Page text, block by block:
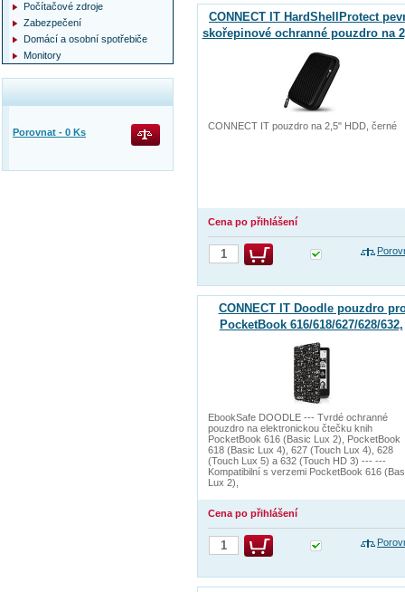
CONNECT IT HardShellProtect
skořepinové ochranné pouzdro na
HDD, karbon
CONNECT IT pouzdro na 2,5" HDD, černé
Cena po přihlášení
CONNECT IT Doodle pouzdro
PocketBook 616/618/627/628/632,
DOODLE ČERNÉ
EbookSafe DOODLE --- Tvrdé ochranné
pouzdro na elektronickou čtečku knih
PocketBook 616 (Basic Lux 2), PocketBook
618 (Basic Lux 4), 627 (Touch Lux 4), 628
(Touch Lux 5) a 632 (Touch HD 3) --- ---
Kompatibilní s verzemi PocketBook 616
Lux 2),
Cena po přihlášení
Počítačové zdroje
Zabezpečení
Domácí a osobní spotřebiče
Monitory
Porovnat - 0 Ks